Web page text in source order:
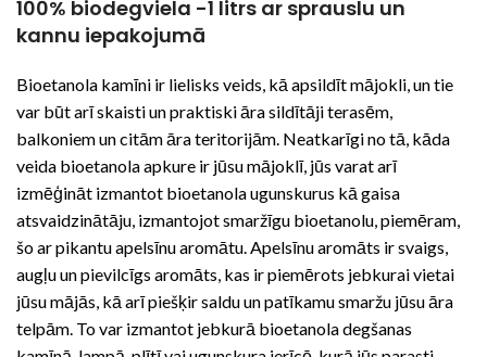
100% biodegviela -1 litrs ar sprauslu un
kannu iepakojumā
Bioetanola kamīni ir lielisks veids, kā apsildīt mājokli, un tie
var būt arī skaisti un praktiski āra sildītāji terasēm,
balkoniem un citām āra teritorijām. Neatkarīgi no tā, kāda
veida bioetanola apkure ir jūsu mājoklī, jūs varat arī
izmēģināt izmantot bioetanola ugunskurus kā gaisa
atsvaidzinātāju, izmantojot smaržīgu bioetanolu, piemēram,
šo ar pikantu apelsīnu aromātu. Apelsīnu aromāts ir svaigs,
augļu un pievilcīgs aromāts, kas ir piemērots jebkurai vietai
jūsu mājās, kā arī piešķir saldu un patīkamu smaržu jūsu āra
telpām. To var izmantot jebkurā bioetanola degšanas